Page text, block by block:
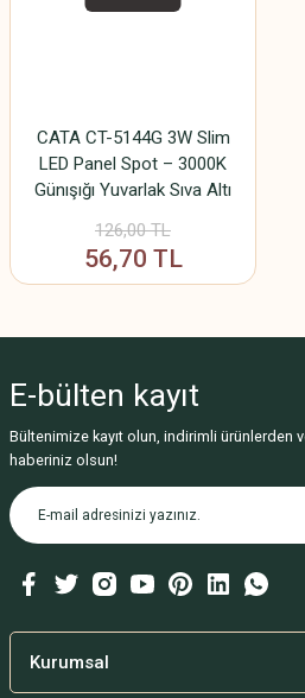
CATA CT-5144G 3W Slim
LED Panel Spot – 3000K
Günışığı Yuvarlak Sıva Altı
126,00 TL
56,70 TL
E-bülten kayıt
Bültenimize kayıt olun, indirimli ürünlerden
haberiniz olsun!
Kurumsal